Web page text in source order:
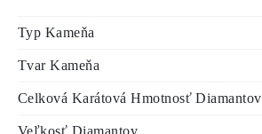
Typ Kameňa
Tvar Kameňa
Celková Karátová Hmotnosť Diamantov
Veľkosť Diamantov